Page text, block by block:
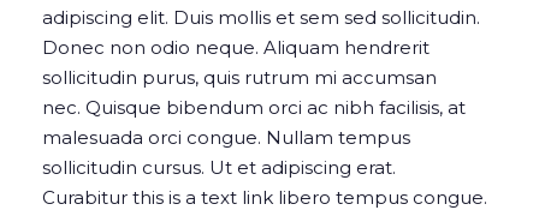
adipiscing elit. Duis mollis et sem sed sollicitudin.
Donec non odio neque. Aliquam hendrerit
sollicitudin purus, quis rutrum mi accumsan
nec. Quisque bibendum orci ac nibh facilisis, at
malesuada orci congue. Nullam tempus
sollicitudin cursus. Ut et adipiscing erat.
Curabitur this is a text link libero tempus congue.